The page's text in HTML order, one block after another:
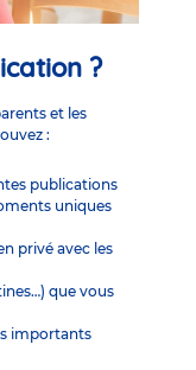
?
et les
:
publications
uniques
privé avec les
que vous
importants